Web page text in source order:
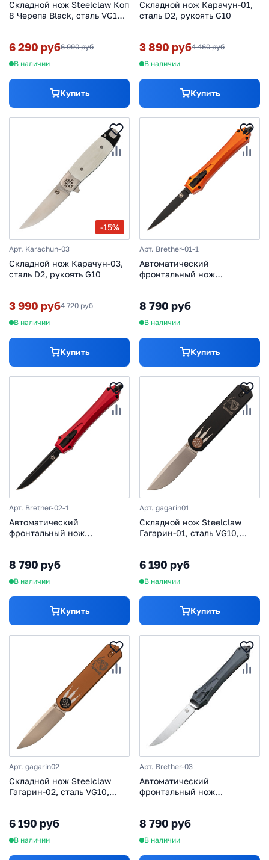
Складной нож Steelclaw Коп
8 Черепа Black, сталь VG10,
6 290 руб6 990 руб
В наличии
Купить
Складной нож Карачун-01,
сталь D2, рукоять G10
3 890 руб4 460 руб
В наличии
Купить
-15%
Арт. Karachun-03
Складной нож Карачун-03,
сталь D2, рукоять G10
3 990 руб4 720 руб
В наличии
Купить
Арт. Brether-01-1
Автоматический
фронтальный нож
оранжевый
8 790 руб
В наличии
Купить
Арт. Brether-02-1
Автоматический
фронтальный нож
8 790 руб
В наличии
Купить
Арт. gagarin01
Складной нож Steelclaw
Гагарин-01, сталь VG10,
6 190 руб
В наличии
Купить
Арт. gagarin02
Складной нож Steelclaw
Гагарин-02, сталь VG10,
6 190 руб
В наличии
Арт. Brether-03
Автоматический
фронтальный нож
8 790 руб
В наличии